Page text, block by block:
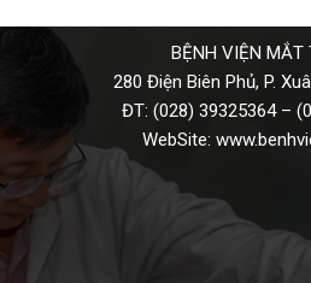
BỆNH VIỆN MẮT
280 Điện Biên Phủ, P.
ĐT: (028) 39325364–
WebSite: